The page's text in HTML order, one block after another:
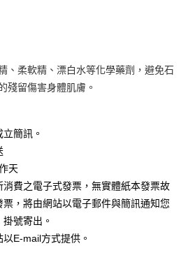
以上)免運費
以上)免運費
、柔軟精、漂白水等化學藥劑，避免石
殘留傷害身體肌膚。
簡訊。
天
費之電子式發票，無實體紙本發票故
，將由網站以電子郵件與簡訊通知您
號寄出。
E-mail方式提供。